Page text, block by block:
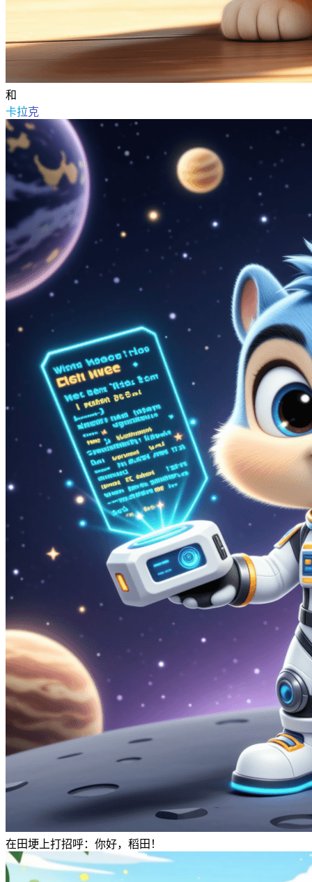
和
卡拉克
在田埂上打招呼：你好，稻田！